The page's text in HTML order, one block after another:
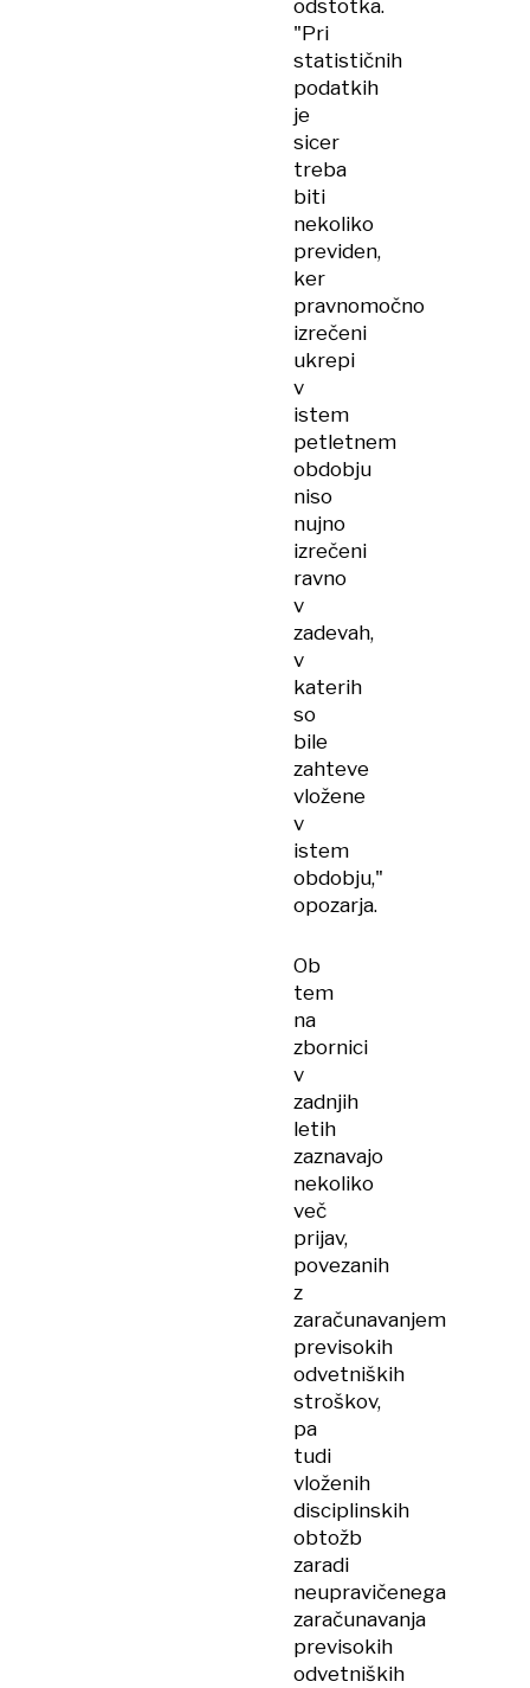
odstotka.
"Pri
statističnih
podatkih
je
sicer
treba
biti
nekoliko
previden,
ker
pravnomočno
izrečeni
ukrepi
v
istem
petletnem
obdobju
niso
nujno
izrečeni
ravno
v
zadevah,
v
katerih
so
bile
zahteve
vložene
v
istem
obdobju,"
opozarja.
Ob
tem
na
zbornici
v
zadnjih
letih
zaznavajo
nekoliko
več
prijav,
povezanih
z
zaračunavanjem
previsokih
odvetniških
stroškov,
pa
tudi
vloženih
disciplinskih
obtožb
zaradi
neupravičenega
zaračunavanja
previsokih
odvetniških